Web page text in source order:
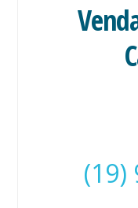
(19)